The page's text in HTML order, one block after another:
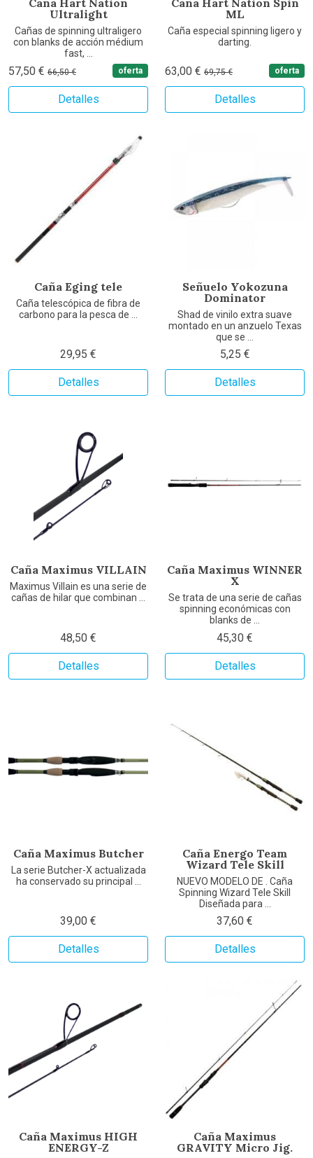
Caña Hart Nation
Ultralight
Cañas de spinning ultraligero
con blanks de acción médium
fast, ...
57,50 € 66,50 € oferta
Detalles
Caña Hart Nation Spin
ML
Caña especial spinning ligero y
darting.
63,00 € 69,75 € oferta
Detalles
Caña Eging tele
Caña telescópica de fibra de
carbono para la pesca de ...
29,95 €
Detalles
Señuelo Yokozuna
Dominator
Shad de vinilo extra suave
montado en un anzuelo Texas
que se ...
5,25 €
Detalles
Caña Maximus VILLAIN
Maximus Villain es una serie de
cañas de hilar que combinan ...
48,50 €
Detalles
Caña Maximus WINNER
X
Se trata de una serie de cañas
spinning económicas con
blanks de ...
45,30 €
Detalles
Caña Maximus Butcher
La serie Butcher-X actualizada
ha conservado su principal ...
39,00 €
Detalles
Caña Energo Team
Wizard Tele Skill
NUEVO MODELO DE . Caña
Spinning Wizard Tele Skill
Diseñada para ...
37,60 €
Detalles
Caña Maximus HIGH
ENERGY-Z
Caña Maximus
GRAVITY Micro Jig.